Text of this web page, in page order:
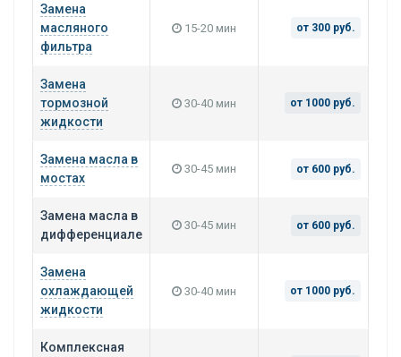
Замена
масляного
фильтра
15-20 мин от 300 руб.
Замена
тормозной
жидкости
30-40 мин от 1000 руб.
Замена масла в
мостах
30-45 мин от 600 руб.
Замена масла в
дифференциале
30-45 мин от 600 руб.
Замена
охлаждающей
жидкости
30-40 мин от 1000 руб.
Комплексная